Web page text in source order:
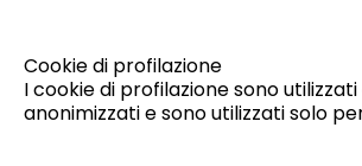
Cookie di profilazione
I cookie di profilazione sono utilizzati
anonimizzati e sono utilizzati solo